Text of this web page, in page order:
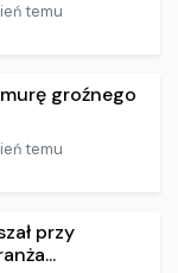
temu
groźnego
temu
przy